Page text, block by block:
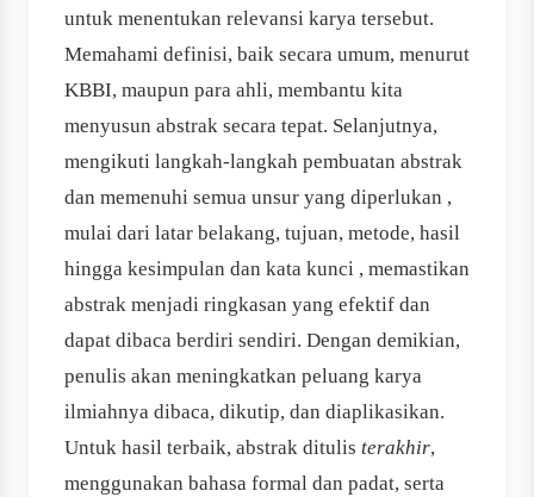
untuk menentukan relevansi karya tersebut.
Memahami definisi, baik secara umum, menurut
KBBI, maupun para ahli, membantu kita
menyusun abstrak secara tepat. Selanjutnya,
mengikuti langkah-langkah pembuatan abstrak
dan memenuhi semua unsur yang diperlukan ,
mulai dari latar belakang, tujuan, metode, hasil
hingga kesimpulan dan kata kunci , memastikan
abstrak menjadi ringkasan yang efektif dan
dapat dibaca berdiri sendiri. Dengan demikian,
penulis akan meningkatkan peluang karya
ilmiahnya dibaca, dikutip, dan diaplikasikan.
Untuk hasil terbaik, abstrak ditulis terakhir,
menggunakan bahasa formal dan padat, serta